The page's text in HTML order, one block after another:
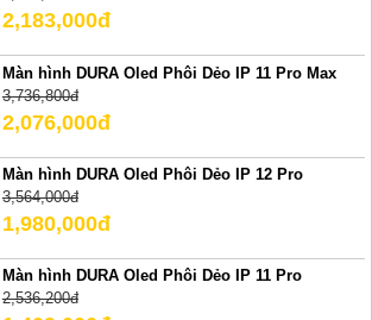
2,183,000đ
Màn hình DURA Oled Phôi Dẻo IP 11 Pro Max
3,736,800đ
2,076,000đ
Màn hình DURA Oled Phôi Dẻo IP 12 Pro
3,564,000đ
1,980,000đ
Màn hình DURA Oled Phôi Dẻo IP 11 Pro
2,536,200đ